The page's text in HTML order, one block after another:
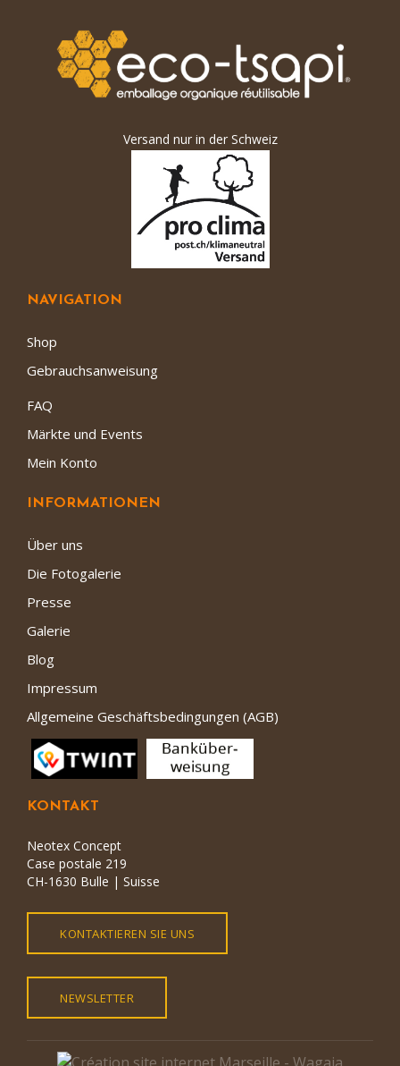
Versand nur in der Schweiz
NAVIGATION
Shop
Gebrauchsanweisung
FAQ
Märkte und Events
Mein Konto
INFORMATIONEN
Über uns
Die Fotogalerie
Presse
Galerie
Blog
Impressum
Allgemeine Geschäftsbedingungen (AGB)
KONTAKT
Neotex Concept
Case postale 219
CH-1630 Bulle | Suisse
KONTAKTIEREN SIE UNS
NEWSLETTER